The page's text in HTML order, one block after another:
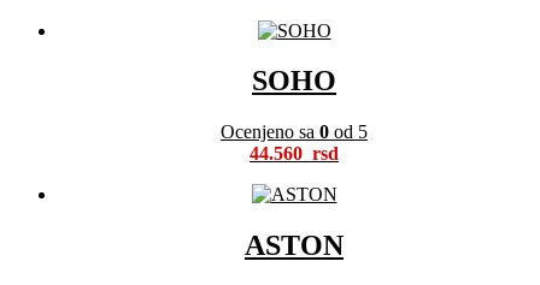
SOHO
Ocenjeno sa 0 od 5
44.560
ASTON